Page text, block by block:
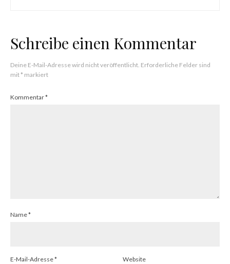
Schreibe einen Kommentar
Deine E-Mail-Adresse wird nicht veröffentlicht. Erforderliche Felder sind
mit* markiert
Kommentar*
Name*
E-Mail-Adresse* Website